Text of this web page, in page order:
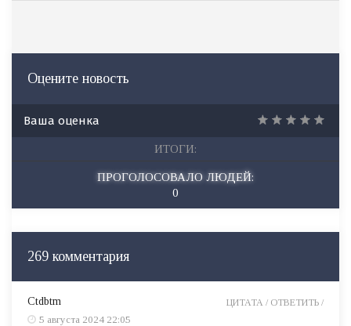
Оцените новость
Ваша оценка
ИТОГИ:
ПРОГОЛОСОВАЛО ЛЮДЕЙ:
0
269 комментария
Ctdbtm
5 августа 2024 22:05
ЦИТАТА / ОТВЕТИТЬ /